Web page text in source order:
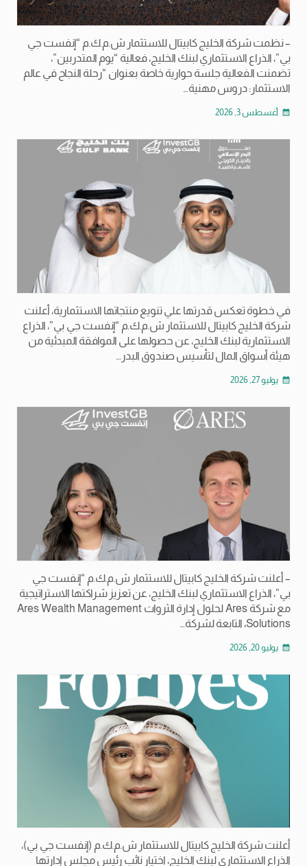
– نظمت شركة الخليج كابيتال للاستثمار ش.م.ك.م “إنفست جي
بي”، الذراع الاستثماري لبنك الخليج، فعالية “يوم المتدربين”،
تضمنت الفعالية جلسة حوارية خاصة بعنوان “رحلة النجاح في عالم
الاستثمار: دروس مهنية…
calendar_month أغسطس 3, 2026
في خطوة تعكس قدرتها علي تنويع منتجاتها الاستثمارية، أعلنت
شركة الخليج كابيتال للاستثمار ش.م.ك.م “إنفست جي بي”، الذراع
الاستثمارية لبنك الخليج، عن حصولها على الموافقة المبدئية من
هيئة أسواق المال لتأسيس صندوق البدر…
calendar_month يوليو 27, 2026
– أعلنت شركة الخليج كابيتال للاستثمار ش.م.ك.م “إنفست جي
بي”، الذراع الاستثماري لبنك الخليج، عن تعزيز شراكتها الاستراتيجية
مع شركة Ares لحلول إدارة الثروات Ares Wealth Management
Solutions، التابعة لشركة…
calendar_month يوليو 20, 2026
أعلنت شركة الخليج كابيتال للاستثمار ش.م.ك.م (إنفست جي بي)،
الذراع الاستثماري لبنك الخليج، اختيار نائب رئيس مجلس إدارتها